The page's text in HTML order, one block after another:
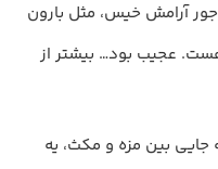
آرامش خیس، مثل بارون
عجیب بود… بیشتر از
بین مزه و مکث، یه